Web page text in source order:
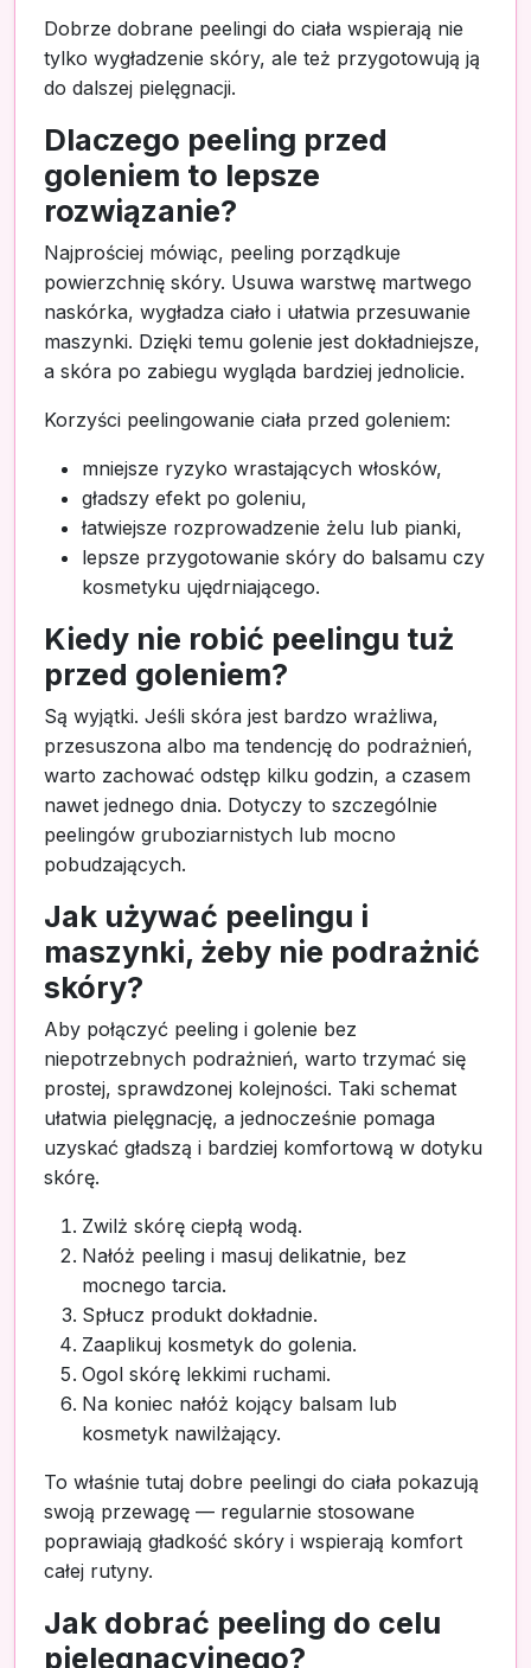
Dobrze dobrane peelingi do ciała wspierają nie
tylko wygładzenie skóry, ale też przygotowują ją
do dalszej pielęgnacji.
Dlaczego peeling przed
goleniem to lepsze
rozwiązanie?
Najprościej mówiąc, peeling porządkuje
powierzchnię skóry. Usuwa warstwę martwego
naskórka, wygładza ciało i ułatwia przesuwanie
maszynki. Dzięki temu golenie jest dokładniejsze,
a skóra po zabiegu wygląda bardziej jednolicie.
Korzyści peelingowanie ciała przed goleniem:
mniejsze ryzyko wrastających włosków,
gładszy efekt po goleniu,
łatwiejsze rozprowadzenie żelu lub pianki,
lepsze przygotowanie skóry do balsamu czy
kosmetyku ujędrniającego.
Kiedy nie robić peelingu tuż
przed goleniem?
Są wyjątki. Jeśli skóra jest bardzo wrażliwa,
przesuszona albo ma tendencję do podrażnień,
warto zachować odstęp kilku godzin, a czasem
nawet jednego dnia. Dotyczy to szczególnie
peelingów gruboziarnistych lub mocno
pobudzających.
Jak używać peelingu i
maszynki, żeby nie podrażnić
skóry?
Aby połączyć peeling i golenie bez
niepotrzebnych podrażnień, warto trzymać się
prostej, sprawdzonej kolejności. Taki schemat
ułatwia pielęgnację, a jednocześnie pomaga
uzyskać gładszą i bardziej komfortową w dotyku
skórę.
Zwilż skórę ciepłą wodą.
Nałóż peeling i masuj delikatnie, bez
mocnego tarcia.
Spłucz produkt dokładnie.
Zaaplikuj kosmetyk do golenia.
Ogol skórę lekkimi ruchami.
Na koniec nałóż kojący balsam lub
kosmetyk nawilżający.
To właśnie tutaj dobre peelingi do ciała pokazują
swoją przewagę — regularnie stosowane
poprawiają gładkość skóry i wspierają komfort
całej rutyny.
Jak dobrać peeling do celu
pielęgnacyjnego?